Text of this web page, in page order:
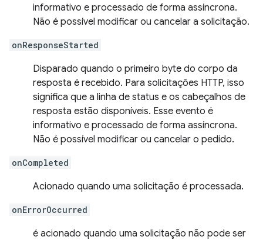
informativo e processado de forma assíncrona.
Não é possível modificar ou cancelar a solicitação.
onResponseStarted
Disparado quando o primeiro byte do corpo da
resposta é recebido. Para solicitações HTTP, isso
significa que a linha de status e os cabeçalhos de
resposta estão disponíveis. Esse evento é
informativo e processado de forma assíncrona.
Não é possível modificar ou cancelar o pedido.
onCompleted
Acionado quando uma solicitação é processada.
onErrorOccurred
é acionado quando uma solicitação não pode ser